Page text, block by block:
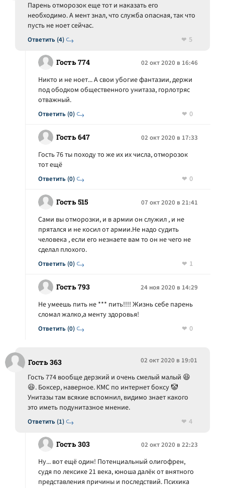
Ответить (4)
Парень отморозок еще тот и наказать его
необходимо. А мент знал, что служба опасная, так что
пусть не ноет сейчас.
5
Гость 774 02 окт 2020 в 16:46
Ответить (0)
Никто и не ноет... А свои убогие фантазии, держи
под ободком общественного унитаза, горлотряс
отважный.
0
Гость 647 02 окт 2020 в 17:33
Ответить (0)
Гость 76 ты походу то же их их числа, отморозок
тот ещё
0
Гость 515 07 окт 2020 в 21:41
Ответить (0)
Сами вы отморозки, и в армии он служил , и не
прятался и не косил от армии.Не надо судить
человека , если его незнаете вам то он не чего не
сделал плохого.
1
Гость 793 24 ноя 2020 в 14:29
Ответить (0)
Не умеешь пить не *** пить!!!! Жизнь себе парень
сломал жалко,а менту здоровья!
0
Гость 363 02 окт 2020 в 19:01
Ответить (1)
Гость 774 вообще дерзкий и очень смелый малый 😆
😆. Боксер, наверное. КМС по интернет боксу 🤡
Унитазы там всякие вспомнил, видимо знает какого
это иметь подунитазное мнение.
4
Гость 303 02 окт 2020 в 22:23
Ну... вот ещё один! Потенциальный олигофрен,
судя по лексике 21 века, юноша далёк от внятного
представления причины и последствий. Психика